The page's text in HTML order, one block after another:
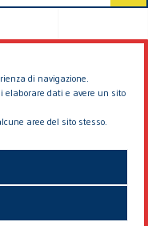
di navigazione.
elaborare dati e avere un sito
aree del sito stesso.